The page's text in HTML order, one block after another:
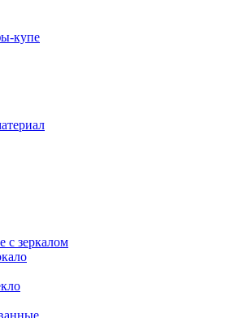
купе
зеркалом